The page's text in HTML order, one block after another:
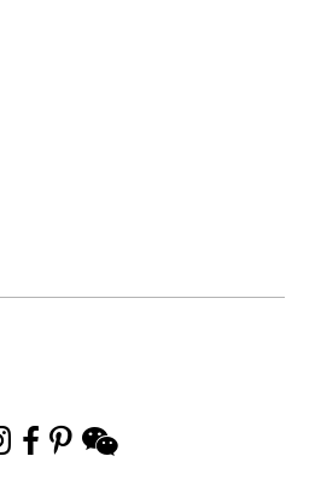
Instagram
Facebook
Pinterest
WeChat